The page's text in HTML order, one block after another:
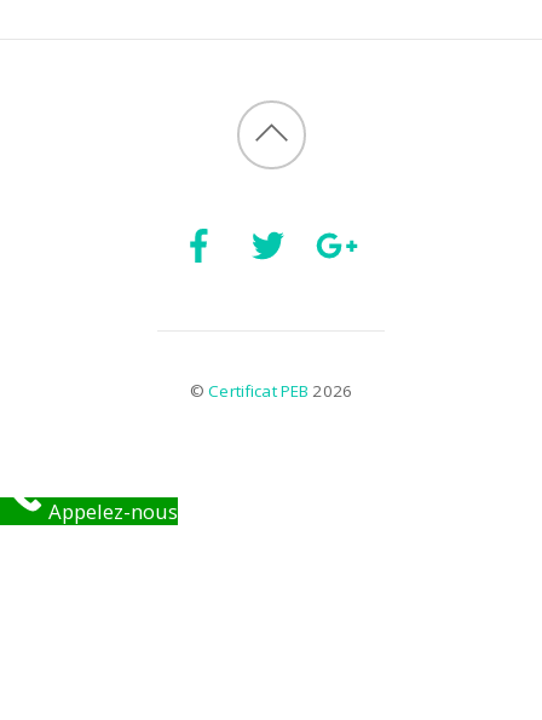
©Certificat PEB 2026
Appelez-nous